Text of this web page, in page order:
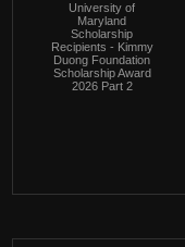
University of
Maryland
Scholarship
Recipients - Kimmy
Duong Foundation
Scholarship Award
2026 Part 2